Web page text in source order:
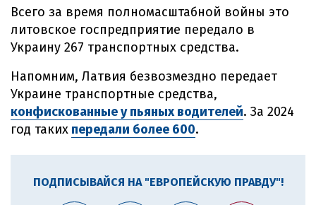
Всего за время полномасштабной войны это
литовское госпредприятие передало в
Украину 267 транспортных средства.
Напомним, Латвия безвозмездно передает
Украине транспортные средства,
конфискованные у пьяных водителей. За 2024
год таких передали более 600.
ПОДПИСЫВАЙСЯ НА "ЕВРОПЕЙСКУЮ ПРАВДУ"!